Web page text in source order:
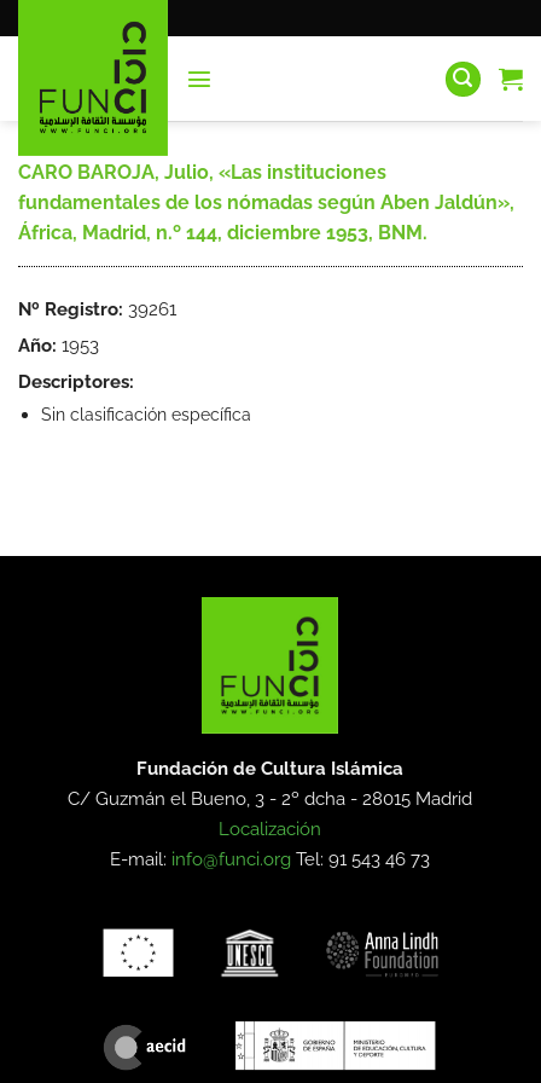
al
CARO BAROJA, Julio, «Las instituciones
fundamentales de los nómadas según Aben Jaldún»,
África, Madrid, n.º 144, diciembre 1953, BNM.
Nº Registro: 39261
Año: 1953
Descriptores:
Sin clasificación específica
Fundación de Cultura Islámica
C/ Guzmán el Bueno, 3 - 2º dcha -28015 Madrid
Localización
E-mail: info@funci.org Tel: 91 543 46 73